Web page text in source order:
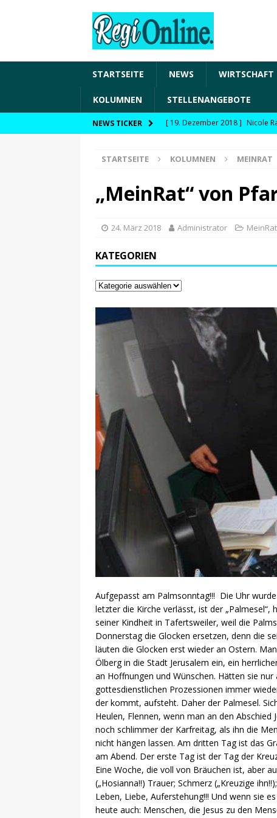
STARTSEITE NEWS WIRTSCHAFT
KOLUMNEN STELLENANGEBOTE
NEWS TICKER [ 19. Dezember 2018 ] Nicole
WIRTSCHAFT
[ 19. Dezember 2018 ] Nicole
förderfähige Handlungsfelder
[ 30. Dezember 2020 ] FDP will
29.12.2020
[ 24. Dezember 2020 ]
WIRTSCHAFT
[ 17. März 2020 ]
Nützliche
sind!
[ 17. März 2020 ]
Wichtige
Schutzschild für Beschäftigte
[ 18. Dezember 2019 ]
Der
WIRTSCHAFT
STARTSEITE KOLUMNEN MEINRAT
„MeinRat“ von
24. März 2018 Administrator MeinRat
KATEGORIEN
Aufgepasst am Palmsonntag!!! Die Uhr
letzter die Kirche verlässt, ist der
seiner Kindheit in Tafertsweiler, weil die
Donnerstag die Glocken ersetzen, denn die
läuten die Glocken erst wieder an Ostern.
Ölberg in die Stadt Jerusalem ein, ein
an Hoffnungen und Wünschen. Hätten sie
gottesdienstlichen Prozessionen immer
der kommt, aufsteht. Daher der Palmesel.
Heulen, Flennen, wenn man an den
noch schlimmer der Karfreitag, als ihn die
nicht hängen lassen. Am dritten Tag ist das
am Abend. Der erste Tag ist der Tag der
Eine Woche, die voll von Bräuchen ist, aber
(„Hosianna!!) Trauer; Schmerz („Kreuzige
Leben, Liebe, Auferstehung!!! Und wenn sie
heute auch: Menschen, die Jesus zu den